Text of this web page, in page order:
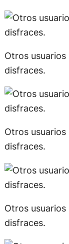
Otros
disfraces.
Otros
disfraces.
Otros
disfraces.